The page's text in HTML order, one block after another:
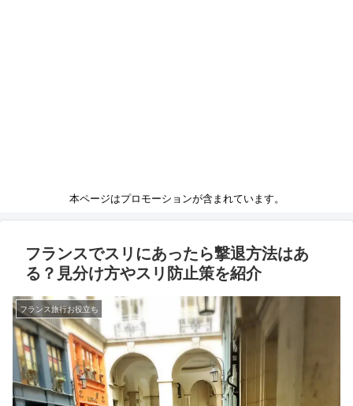
本ページはプロモーションが含まれています。
フランスでスリにあったら撃退方法はあ
る？見分け方やスリ防止策を紹介
フランス旅行お役立ち